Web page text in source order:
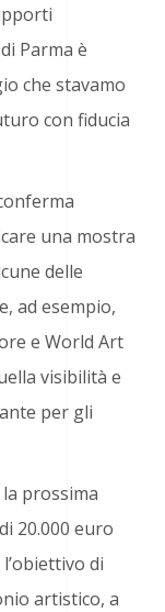
Parma è
che stavamo
con fiducia
una mostra
delle
ad esempio,
e World Art
visibilità e
per gli
prossima
20.000 euro
di
artistico, a